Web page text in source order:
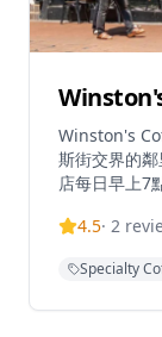
Winston's
斯街交界的
店每日早上7
外也有空間
特價飲品，
4.5· 2
Specialty